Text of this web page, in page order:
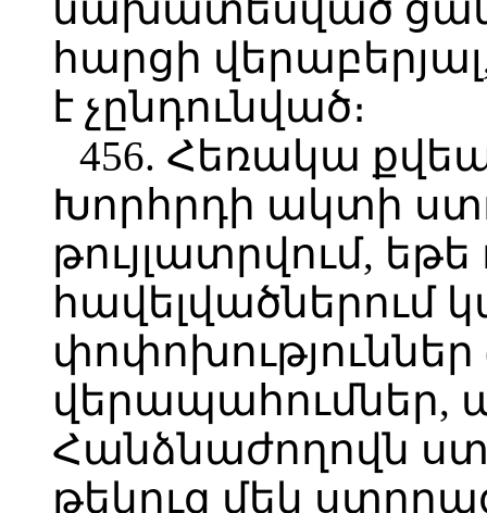
նախատեսված
հարցի
է չընդունված։
456. Հեռակա
Խորհրդի ակտի
թույլատրվում,
հավելվածներում
փոփոխություններ
վերապահումներ,
Հանձնաժողովն
թեկուզ մեկ